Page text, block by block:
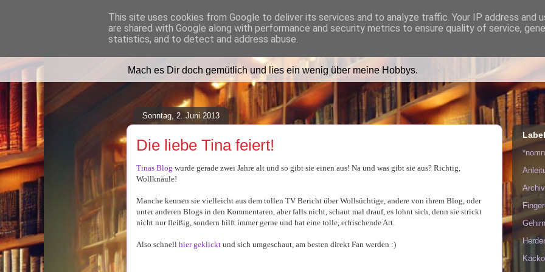
Lilafusselfee lädt Dich in ihr Wohnzimmer
Mach es Dir doch gemütlich und lies ein wenig über meine Hobbys.
Sonntag, 2. Juni 2013
Die liebe Tina feiert!
Tinas Blog wurde gerade zwei Jahre alt und so gibt sie einen aus! Na und was gibt sie aus? Richtig,
Wollknäule!
Manche kennen sie vielleicht aus dem tollen TV Bericht über Wollsüchtige, andere von ihrem Blog, oder
unter anderen Blogs in den Kommentaren, aber falls nicht, schaut mal drauf, es lohnt sich, denn sie strickt
nicht nur fleißig, sondern hilft immer gerne und hat eine tolle, erfrischende Art.
Also schnell hier geklickt und sich umgeschaut, am besten direkt Fan werden :)
Archiv
This site uses cookies from Google to deliver its services and to analyze traffic. Your IP address and
are shared with Google along with performance and security metrics to ensure quality of service,
statistics, and to detect and address abuse.